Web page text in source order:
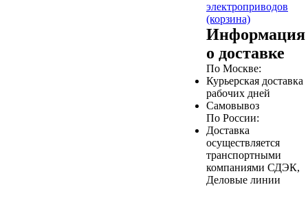
электроприводов
(корзина)
Информация
о доставке
По Москве:
Курьерская доставка
рабочих дней
Самовывоз
По России:
Доставка
осуществляется
транспортными
компаниями СДЭК,
Деловые линии